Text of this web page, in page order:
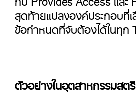
สุดท้ายแปลงองค์ประกอบที่เ
ข้อกำหนดที่จับต้องได้ในทุก
ตัวอย่างในอุตสาหกรรมสต